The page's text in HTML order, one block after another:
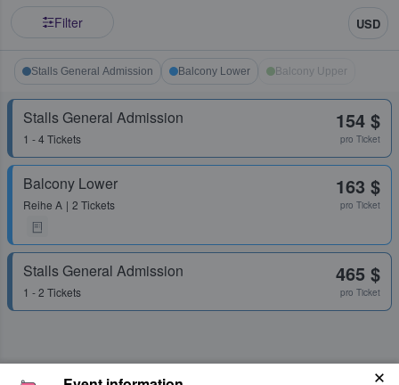
Filter USD
Stalls General Admission Balcony Lower Balcony Upper
Stalls General Admission
1 - 4 Tickets
154 $
pro Ticket
Balcony Lower
Reihe A 2 Tickets
163 $
pro Ticket
Stalls General Admission
1 - 2 Tickets
465 $
pro Ticket